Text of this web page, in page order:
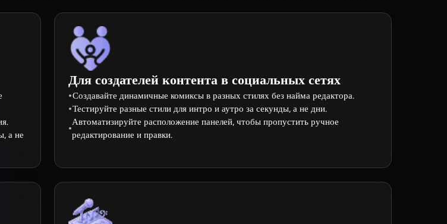
а не
Для создателей контента в социальных сетях
Создавайте динамичные комиксы в разных стилях без найма редактора.
Тестируйте разные стили для интро и аутро за секунды, а не дни.
Автоматизируйте расположение панелей, чтобы пропустить ручное
редактирование и правки.